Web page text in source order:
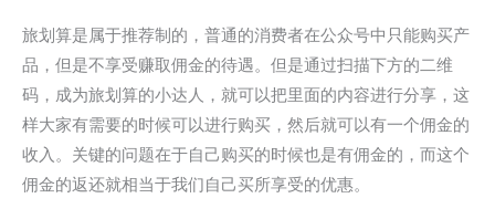
旅划算是属于推荐制的，普通的消费者在公众号中只能购买产
品，但是不享受赚取佣金的待遇。但是通过扫描下方的二维
码，成为旅划算的小达人，就可以把里面的内容进行分享，这
样大家有需要的时候可以进行购买，然后就可以有一个佣金的
收入。关键的问题在于自己购买的时候也是有佣金的，而这个
佣金的返还就相当于我们自己买所享受的优惠。